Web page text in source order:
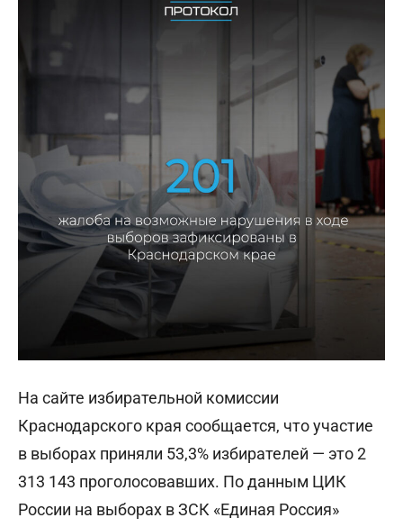
На сайте избирательной комиссии
Краснодарского края сообщается, что участие
в выборах приняли 53,3% избирателей — это 2
313 143 проголосовавших. По данным ЦИК
России на выборах в ЗСК «Единая Россия»